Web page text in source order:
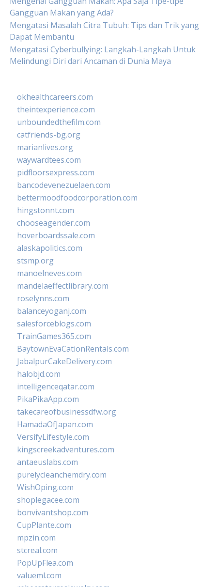
Gangguan Makan yang Ada?
Mengatasi Masalah Citra Tubuh: Tips dan Trik yang
Dapat Membantu
Mengatasi Cyberbullying: Langkah-Langkah Untuk
Melindungi Diri dari Ancaman di Dunia Maya
okhealthcareers.com
theintexperience.com
unboundedthefilm.com
catfriends-bg.org
marianlives.org
waywardtees.com
pidfloorsexpress.com
bancodevenezuelaen.com
bettermoodfoodcorporation.com
hingstonnt.com
chooseagender.com
hoverboardssale.com
alaskapolitics.com
stsmp.org
manoelneves.com
mandelaeffectlibrary.com
roselynns.com
balanceyoganj.com
salesforceblogs.com
TrainGames365.com
BaytownEvaCationRentals.com
JabalpurCakeDelivery.com
halobjd.com
intelligenceqatar.com
PikaPikaApp.com
takecareofbusinessdfw.org
HamadaOfJapan.com
VersifyLifestyle.com
kingscreekadventures.com
antaeuslabs.com
purelycleanchemdry.com
WishOping.com
shoplegacee.com
bonvivantshop.com
CupPlante.com
mpzin.com
stcreal.com
PopUpFlea.com
valueml.com